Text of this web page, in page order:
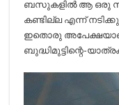
ബസുകളിൽ ആ ഒരു
കണ്ടില്ല എന്ന്
ഇതൊരു അപേക്ഷയാണ്-
ബുദ്ധിമുട്ടിന്റെ-